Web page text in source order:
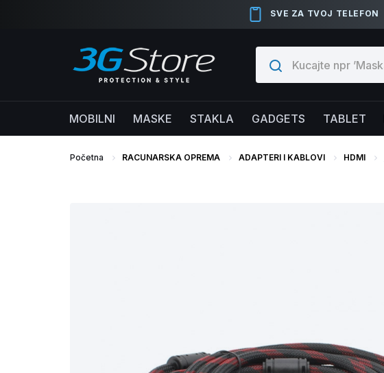
SVE ZA TVOJ TELEFON
MOBILNI MASKE STAKLA GADGETS TABLET
Početna RACUNARSKA OPREMA ADAPTERI I KABLOVI HDMI